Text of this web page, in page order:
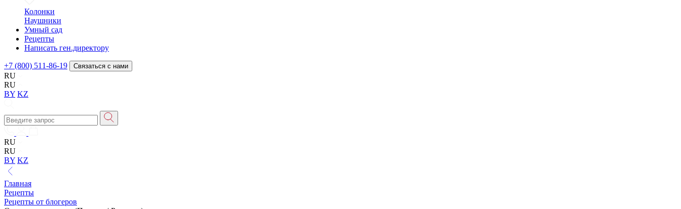
Колонки
Наушники
Умный сад
Рецепты
Написать ген.директору
+7 (800) 511-86-19 Связаться с нами
RU
RU
BY KZ
RU
RU
BY KZ
Главная
Рецепты
Рецепты от блогеров